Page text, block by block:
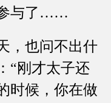
与了……
也问不出什
“刚才太子还
时候，你在做